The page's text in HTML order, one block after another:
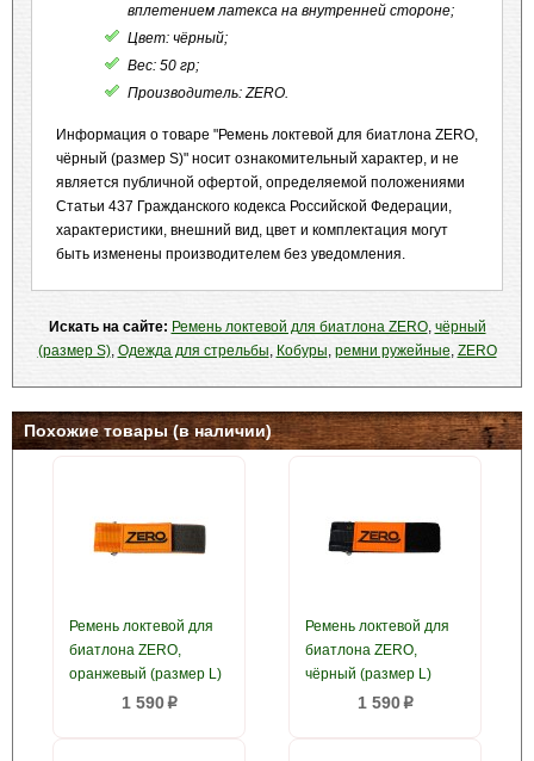
вплетением латекса на внутренней стороне;
Цвет: чёрный;
Вес: 50 гр;
Производитель: ZERO.
Информация о товаре "Ремень локтевой для биатлона ZERO,
чёрный (размер S)" носит ознакомительный характер, и не
является публичной офертой, определяемой положениями
Статьи 437 Гражданского кодекса Российской Федерации,
характеристики, внешний вид, цвет и комплектация могут
быть изменены производителем без уведомления.
Искать на сайте: Ремень локтевой для биатлона ZERO, чёрный
(размер S), Одежда для стрельбы, Кобуры, ремни ружейные, ZERO
Похожие товары (в наличии)
Ремень локтевой для
биатлона ZERO,
оранжевый (размер L)
1 590p
Ремень локтевой для
биатлона ZERO,
чёрный (размер L)
1 590p